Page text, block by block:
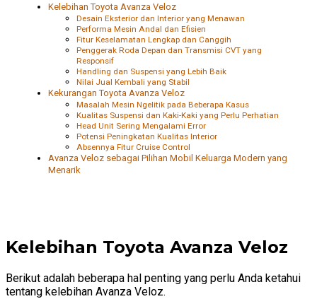
Kelebihan Toyota Avanza Veloz
Desain Eksterior dan Interior yang Menawan
Performa Mesin Andal dan Efisien
Fitur Keselamatan Lengkap dan Canggih
Penggerak Roda Depan dan Transmisi CVT yang
Responsif
Handling dan Suspensi yang Lebih Baik
Nilai Jual Kembali yang Stabil
Kekurangan Toyota Avanza Veloz
Masalah Mesin Ngelitik pada Beberapa Kasus
Kualitas Suspensi dan Kaki-Kaki yang Perlu Perhatian
Head Unit Sering Mengalami Error
Potensi Peningkatan Kualitas Interior
Absennya Fitur Cruise Control
Avanza Veloz sebagai Pilihan Mobil Keluarga Modern yang
Menarik
Kelebihan Toyota Avanza Veloz
Berikut adalah beberapa hal penting yang perlu Anda ketahui
tentang kelebihan Avanza Veloz.